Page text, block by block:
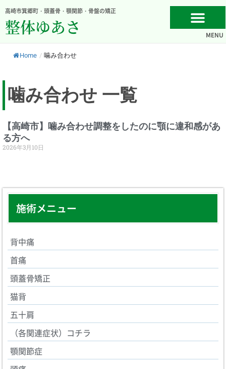
容
を
高崎市箕郷町・頭蓋骨・顎関節・骨盤の矯正
整体ゆあさ MENU
Home / 噛み合わせ
施術メニュー
背中痛
首痛
頭蓋骨矯正
猫背
五十肩
（各関連症状）コチラ
顎関節症
噛み合わせ 一覧
【高崎市】噛み合わせ調整をしたのに顎に違和感があ
る方へ
2026年3月10日